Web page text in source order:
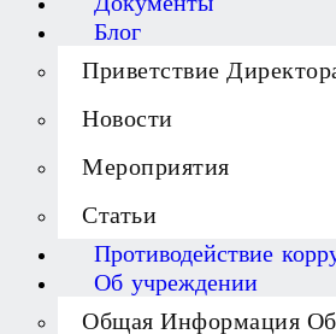
Блог
Приветствие
Новости
Мероприятия
Статьи
Противодействие
Об учреждении
Общая Информация